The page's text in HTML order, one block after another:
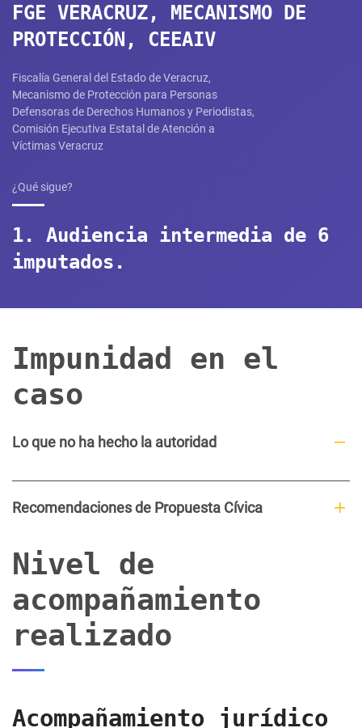
FGE VERACRUZ, MECANISMO DE
PROTECCIÓN, CEEAIV
Fiscalía General del Estado de Veracruz,
Mecanismo de Protección para Personas
Defensoras de Derechos Humanos y Periodistas,
Comisión Ejecutiva Estatal de Atención a
Víctimas Veracruz​
¿Qué sigue?
1. Audiencia intermedia de 6
imputados.
Impunidad en el
caso
Lo que no ha hecho la autoridad
Recomendaciones de Propuesta Cívica
Nivel de
acompañamiento
realizado
Acompañamiento jurídico